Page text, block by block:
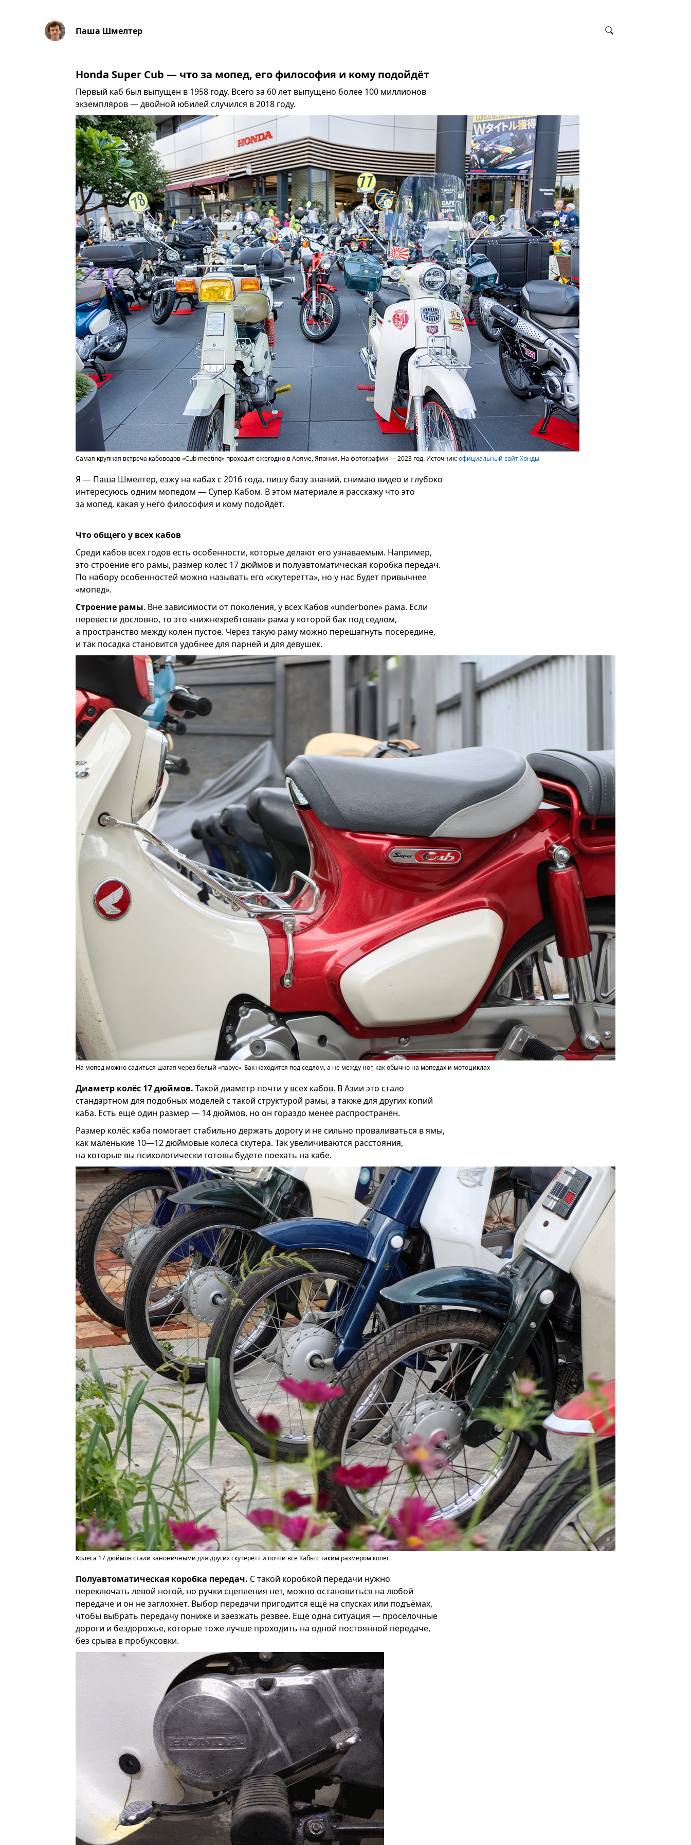
Паша Шмелтер
Honda Super Cub — что за мопед, его философия и кому подойдёт
Первый каб был выпущен в 1958 году. Всего за 60 лет выпущено более 100 миллионов
экземпляров — двойной юбилей случился в 2018 году.
Самая крупная встреча кабоводов «Cub meeting» проходит ежегодно в Аояме, Япония. На фотографии — 2023 год. Источник:официальный сайт Хонды
Я — Паша Шмелтер, езжу на кабах с 2016 года, пишу базу знаний, снимаю видео и глубоко
интересуюсь одним мопедом — Супер Кабом. В этом материале я расскажу что это
за мопед, какая у него философия и кому подойдёт.
Что общего у всех кабов
Среди кабов всех годов есть особенности, которые делают его узнаваемым. Например,
это строение его рамы, размер колёс 17 дюймов и полуавтоматическая коробка передач.
По набору особенностей можно называть его «скутеретта», но у нас будет привычнее
«мопед».
Строение рамы. Вне зависимости от поколения, у всех Кабов «underbone» рама. Если
перевести дословно, то это «нижнехребтовая» рама у которой бак под седлом,
а пространство между колен пустое. Через такую раму можно перешагнуть посередине,
и так посадка становится удобнее для парней и для девушек.
На мопед можно садиться шагая через белый «парус». Бак находится под седлом, а не между ног, как обычно на мопедах и мотоциклах
Диаметр колёс 17 дюймов. Такой диаметр почти у всех кабов. В Азии это стало
стандартном для подобных моделей с такой структурой рамы, а также для других копий
каба. Есть ещё один размер — 14 дюймов, но он гораздо менее распространён.
Размер колёс каба помогает стабильно держать дорогу и не сильно проваливаться в ямы,
как маленькие 10—12 дюймовые колёса скутера. Так увеличиваются расстояния,
на которые вы психологически готовы будете поехать на кабе.
Колёса 17 дюймов стали каноничными для других скутеретт и почти все Кабы с таким размером колёс
Полуавтоматическая коробка передач. С такой коробкой передачи нужно
переключать левой ногой, но ручки сцепления нет, можно остановиться на любой
передаче и он не заглохнет. Выбор передачи пригодится ещё на спусках или подъёмах,
чтобы выбрать передачу пониже и заезжать резвее. Ещё одна ситуация — просёлочные
дороги и бездорожье, которые тоже лучше проходить на одной постоянной передаче,
без срыва в пробуксовки.